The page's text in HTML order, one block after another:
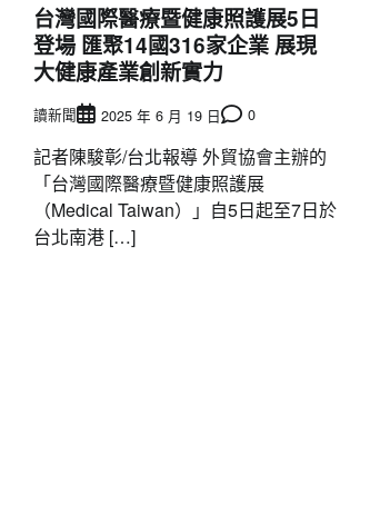
台灣國際醫療暨健康照護展5日
登場 匯聚14國316家企業 展現
大健康產業創新實力
讀新聞 2025 年 6 月 19 日 0
記者陳駿彰/台北報導 外貿協會主辦的
「台灣國際醫療暨健康照護展
（Medical Taiwan）」自5日起至7日於
台北南港 […]